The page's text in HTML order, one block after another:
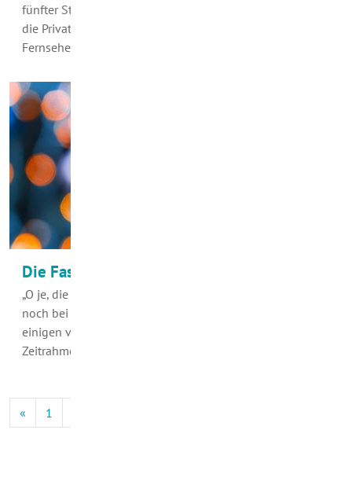
fünfter Stelle. Rund ein Viertel der Energie verbrauchen
die Privathaushalte zum Heizen, Beleuchten, für
Fernsehen, Computer & Co. sowie im…
Die Fastenzeit hat einen festen Termin
„O je, die Fastenzeit hat schon begonnen, und ich bin
noch bei meinen Vorsätzen…“ So geht es vielleicht
einigen von Ihnen. Vielleicht sind Sie dann versucht, den
Zeitrahmen nach hinten zu verlegen.…
« 1